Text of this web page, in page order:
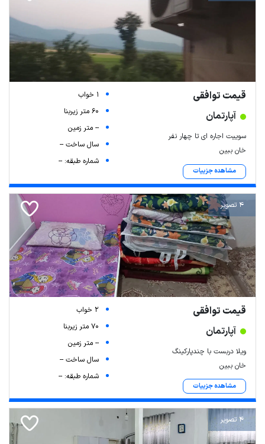
قیمت توافقی
آپارتمان
سوییت اجاره ای تا چهار نفر
خان ببین
مشاهده جزییات
1 خواب
60 متر زیربنا
-- متر زمین
سال ساخت --
شماره طبقه: --
4 تصویر
قیمت توافقی
آپارتمان
ویلا دربست با چندپارکینگ
خان ببین
مشاهده جزییات
2 خواب
70 متر زیربنا
-- متر زمین
سال ساخت --
شماره طبقه: --
4 تصویر